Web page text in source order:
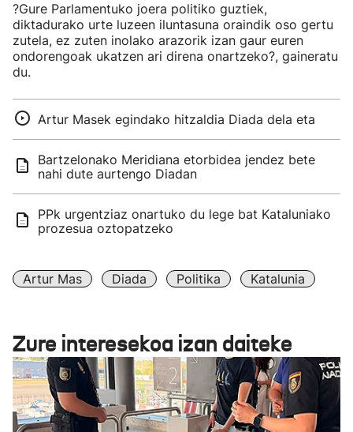
?Gure Parlamentuko joera politiko guztiek,
diktadurako urte luzeen iluntasuna oraindik oso gertu
zutela, ez zuten inolako arazorik izan gaur euren
ondorengoak ukatzen ari direna onartzeko?, gaineratu
du.
Artur Masek egindako hitzaldia Diada dela eta
Bartzelonako Meridiana etorbidea jendez bete
nahi dute aurtengo Diadan
PPk urgentziaz onartuko du lege bat Kataluniako
prozesua oztopatzeko
Artur Mas Diada Politika Katalunia
Zure interesekoa izan daiteke